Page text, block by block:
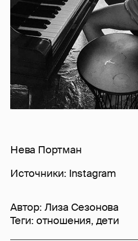
Нева Портман
Источники: Instagram
Автор: Лиза Сезонова
Теги: отношения, дети